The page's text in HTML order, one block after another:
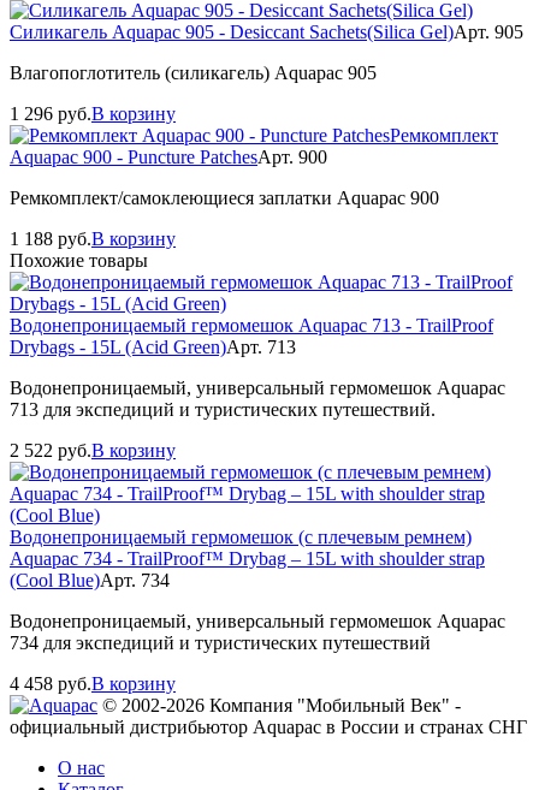
Силикагель Aquapac 905 - Desiccant Sachets(Silica Gel)Арт. 905
Влагопоглотитель (силикагель) Aquapac 905
1 296 руб.В корзину
Ремкомплект
Aquapac 900 - Puncture PatchesАрт. 900
Ремкомплект/самоклеющиеся заплатки Aquapac 900
1 188 руб.В корзину
Похожие товары
Водонепроницаемый гермомешок Aquapac 713 - TrailProof
Drybags - 15L (Acid Green)Арт. 713
Водонепроницаемый, универсальный гермомешок Aquapac
713 для экспедиций и туристических путешествий.
2 522 руб.В корзину
Водонепроницаемый гермомешок (с плечевым ремнем)
Aquapac 734 - TrailProof™ Drybag – 15L with shoulder strap
(Cool Blue)Арт. 734
Водонепроницаемый, универсальный гермомешок Aquapac
734 для экспедиций и туристических путешествий
4 458 руб.В корзину
© 2002-2026 Компания "Мобильный Век" -
официальный дистрибьютор Aquapac в России и странах СНГ
О нас